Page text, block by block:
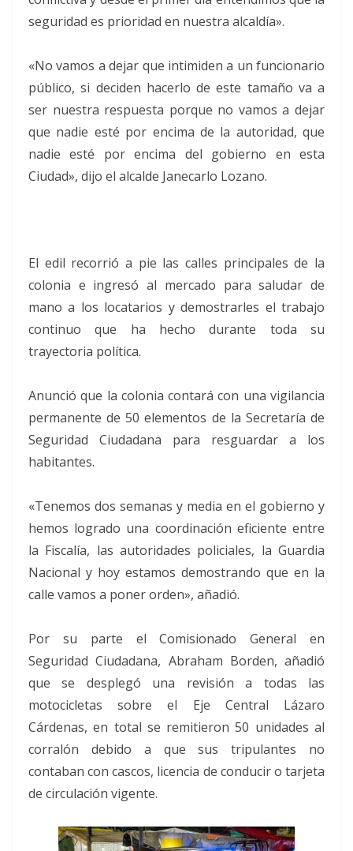
seguridad es prioridad en nuestra alcaldía».
«No vamos a dejar que intimiden a un funcionario
público, si deciden hacerlo de este tamaño va a
ser nuestra respuesta porque no vamos a dejar
que nadie esté por encima de la autoridad, que
nadie esté por encima del gobierno en esta
Ciudad», dijo el alcalde Janecarlo Lozano.
El edil recorrió a pie las calles principales de la
colonia e ingresó al mercado para saludar de
mano a los locatarios y demostrarles el trabajo
continuo que ha hecho durante toda su
trayectoria política.
Anunció que la colonia contará con una vigilancia
permanente de 50 elementos de la Secretaría de
Seguridad Ciudadana para resguardar a los
habitantes.
«Tenemos dos semanas y media en el gobierno y
hemos logrado una coordinación eficiente entre
la Fiscalía, las autoridades policiales, la Guardia
Nacional y hoy estamos demostrando que en la
calle vamos a poner orden», añadió.
Por su parte el Comisionado General en
Seguridad Ciudadana, Abraham Borden, añadió
que se desplegó una revisión a todas las
motocicletas sobre el Eje Central Lázaro
Cárdenas, en total se remitieron 50 unidades al
corralón debido a que sus tripulantes no
contaban con cascos, licencia de conducir o tarjeta
de circulación vigente.